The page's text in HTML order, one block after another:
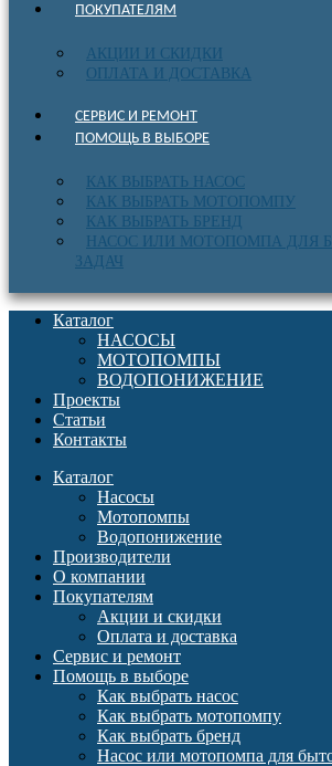
ПОКУПАТЕЛЯМ
АКЦИИ И СКИДКИ
ОПЛАТА И ДОСТАВКА
СЕРВИС И РЕМОНТ
ПОМОЩЬ В ВЫБОРЕ
КАК ВЫБРАТЬ НАСОС
КАК ВЫБРАТЬ МОТОПОМПУ
КАК ВЫБРАТЬ БРЕНД
НАСОС ИЛИ МОТОПОМПА ДЛЯ
ЗАДАЧ
Каталог
НАСОСЫ
МОТОПОМПЫ
ВОДОПОНИЖЕНИЕ
Проекты
Статьи
Контакты
Каталог
Насосы
Мотопомпы
Водопонижение
Производители
О компании
Покупателям
Акции и скидки
Оплата и доставка
Сервис и ремонт
Помощь в выборе
Как выбрать насос
Как выбрать мотопомпу
Как выбрать бренд
Насос или мотопомпа для